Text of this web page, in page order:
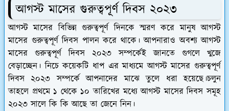
আগস্ট মাসের গুরুত্বপূর্ণ দিবস ২০২৩
আগস্ট মাসের বিভিন্ন গুরুত্বপূর্ণ দিনকে স্মরণ করে মানুষ আগস্ট
মাসের গুরুত্বপূর্ণ দিবস পালন করে থাকে। আপনারাও অবশ্য আগস্ট
মাসের গুরুত্বপূর্ণ দিবস ২০২৩ সম্পর্কেই জানতে গুগলে খুজে
বেড়াচ্ছেন। নিচে কয়েকটি ধাপ এর মাধ্যমে আগস্ট মাসের গুরুত্বপূর্ণ
দিবস ২০২৩ সম্পর্কে আপনাদের মাঝে তুলে ধরা হয়েছে।চলুন
তাহলে প্রথমে ১ থেকে ১০ তারিখের মধ্যে আগস্ট মাসের দিবস সমূহ
২০২৩ সালে কি কি আছে তা জেনে নিন।